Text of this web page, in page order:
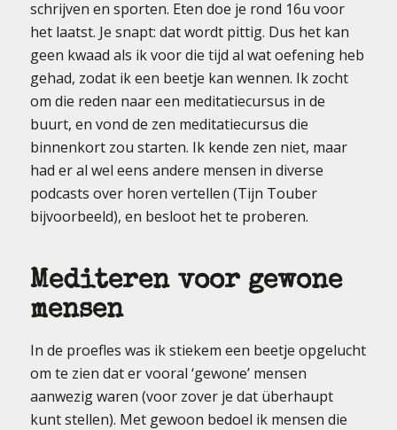
schrijven en sporten. Eten doe je rond 16u voor
het laatst. Je snapt: dat wordt pittig. Dus het kan
geen kwaad als ik voor die tijd al wat oefening heb
gehad, zodat ik een beetje kan wennen. Ik zocht
om die reden naar een meditatiecursus in de
buurt, en vond de zen meditatiecursus die
binnenkort zou starten. Ik kende zen niet, maar
had er al wel eens andere mensen in diverse
podcasts over horen vertellen (Tijn Touber
bijvoorbeeld), en besloot het te proberen.
Mediteren voor gewone
mensen
In de proefles was ik stiekem een beetje opgelucht
om te zien dat er vooral ‘gewone’ mensen
aanwezig waren (voor zover je dat überhaupt
kunt stellen). Met gewoon bedoel ik mensen die